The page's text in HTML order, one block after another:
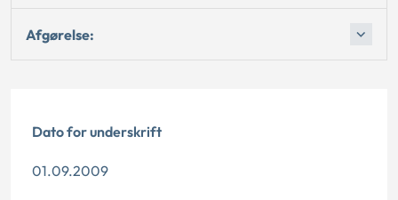
Afgørelse:
Dato for underskrift
01.09.2009